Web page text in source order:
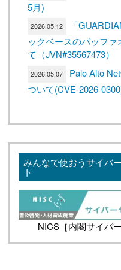
5月)
2026.05.12
「
ックベースのバッフ
て（JVN#35567473）
2026.05.07
Palo Alto
ついて(CVE-2026-
みんなで使おうサイバ
ト
NICS［内閣サイバ